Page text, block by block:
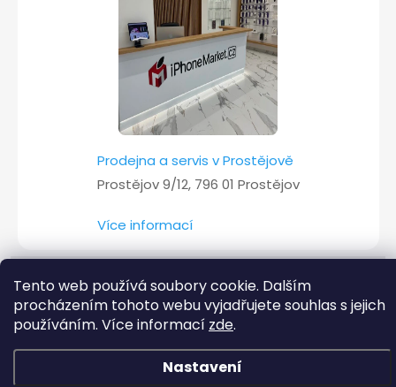
Tento web používá soubory cookie. Dalším
procházením tohoto webu vyjadřujete souhlas s jejich
používáním. Více informací zde.
Nastavení
Prodejna a servis v Prostějově
Prostějov 9/12, 796 01 Prostějov
Více informací
Vytvořil Shoptet
Copyright 2026iPhoneMarket.cz. Všechna práva vyhrazena.